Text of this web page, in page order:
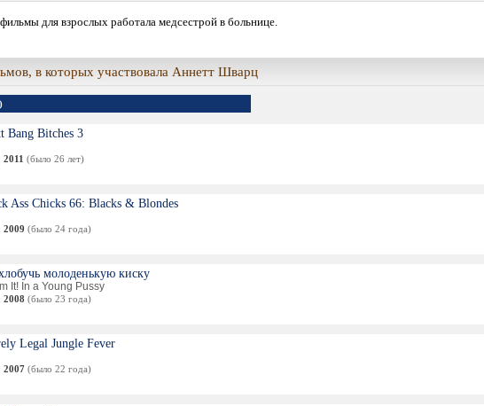
для взрослых работала медсестрой в больнице.
в которых участвовала Аннетт Шварц
Bang Bitches 3
2011 (было 26 лет)
Ass Chicks 66: Blacks & Blondes
2009 (было 24 года)
молоденькую киску
It! In a Young Pussy
2008 (было 23 года)
Legal Jungle Fever
2007 (было 22 года)